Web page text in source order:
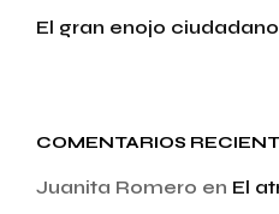
El gran enojo ciudadano
COMENTARIOS
Juanita Romero en El